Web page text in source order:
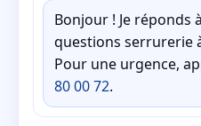
Bonjour ! Je réponds
questions serrurerie
Pour une urgence,
80 00 72.